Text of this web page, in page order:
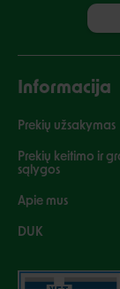
Informacija
Prekių užsakymas
Prekių keitimo ir
sąlygos
Apie mus
DUK